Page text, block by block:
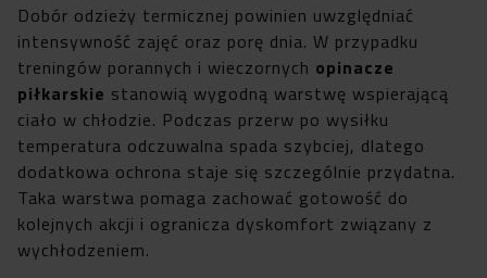
Dobór odzieży termicznej powinien uwzględniać
intensywność zajęć oraz porę dnia. W przypadku
treningów porannych i wieczornych opinacze
piłkarskie stanowią wygodną warstwę wspierającą
ciało w chłodzie. Podczas przerw po wysiłku
temperatura odczuwalna spada szybciej, dlatego
dodatkowa ochrona staje się szczególnie przydatna.
Taka warstwa pomaga zachować gotowość do
kolejnych akcji i ogranicza dyskomfort związany z
wychłodzeniem.